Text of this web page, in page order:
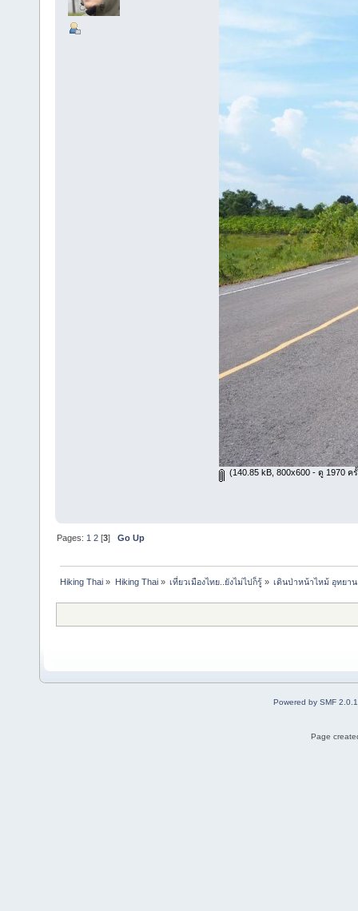
(140.85 kB, 800x600 - ดู 1970 ค
Pages: 1 2 [3]Go Up
Hiking Thai » Hiking Thai» เที่ยวเมืองไทย..ยังไม่ไปก็รู้» เดินป่าหน้าไหม้ อุทยา
Powered by SMF
Page